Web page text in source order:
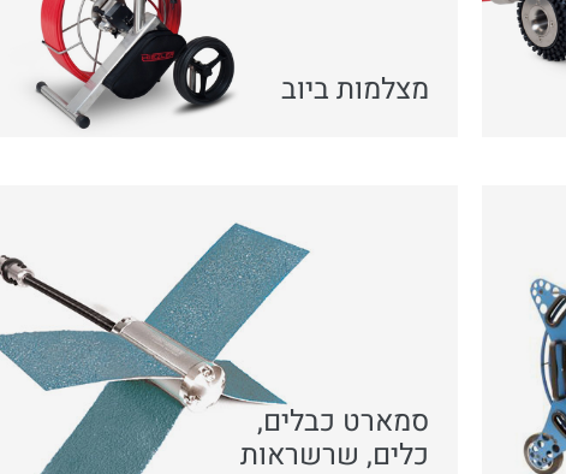
מצלמות ביוב
סמארט כבלים,
כלים, שרשראות